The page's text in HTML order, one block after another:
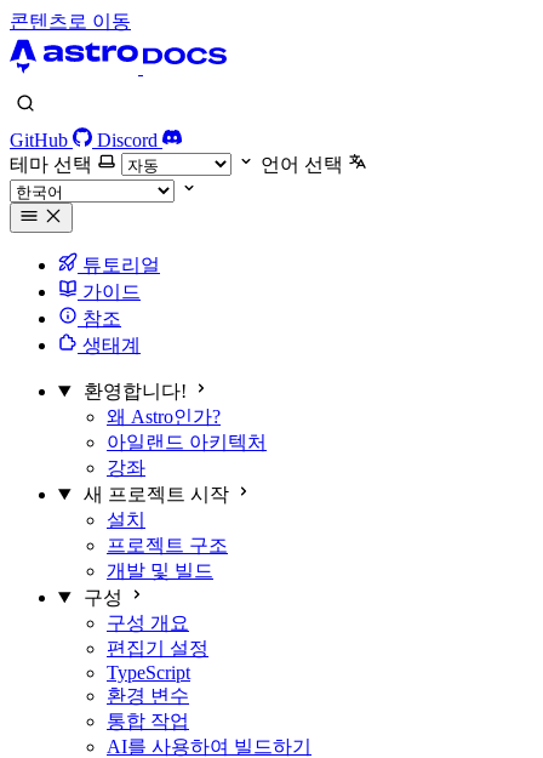
콘텐츠로 이동
GitHub
Discord
테마 선택
언어 선택
튜토리얼
가이드
참조
생태계
환영합니다!
왜 Astro인가?
아일랜드 아키텍처
강좌
새 프로젝트 시작
설치
프로젝트 구조
개발 및 빌드
구성
구성 개요
편집기 설정
TypeScript
환경 변수
통합 작업
AI를 사용하여 빌드하기